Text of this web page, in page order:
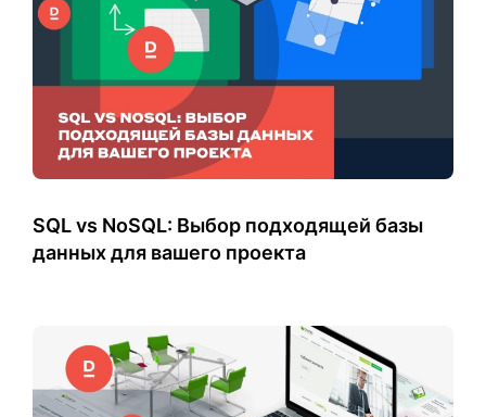
SQL vs NoSQL: Выбор подходящей базы
данных для вашего проекта